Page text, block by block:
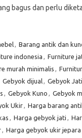
bagus dan perlu
, Barang antik dan
indonesia , Furniture
murah minimalis ,
Gebyok dijual, Gebyok Jati
, Gebyok Kuno , Gebyok
Ukir, Harga barang
, Harga gebyok jati ,
, Harga gebyok ukir jepara